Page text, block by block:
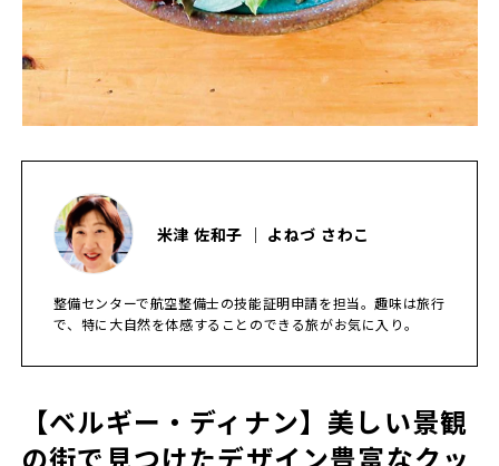
米津 佐和子 ｜ よねづ さわこ
整備センターで航空整備士の技能証明申請を担当。趣味は旅行
で、特に大自然を体感することのできる旅がお気に入り。
【ベルギー・ディナン】美しい景観
の街で見つけたデザイン豊富なクッ